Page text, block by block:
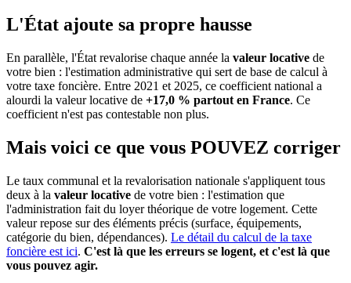
L'État ajoute sa propre hausse
En parallèle, l'État revalorise chaque année la valeur locative de
votre bien : l'estimation administrative qui sert de base de calcul à
votre taxe foncière. Entre 2021 et 2025, ce coefficient national a
alourdi la valeur locative de +17,0 % partout en France. Ce
coefficient n'est pas contestable non plus.
Mais voici ce que vous POUVEZ corriger
Le taux communal et la revalorisation nationale s'appliquent tous
deux à la valeur locative de votre bien : l'estimation que
l'administration fait du loyer théorique de votre logement. Cette
valeur repose sur des éléments précis (surface, équipements,
catégorie du bien, dépendances). Le détail du calcul de la taxe
foncière est ici. C'est là que les erreurs se logent, et c'est là que
vous pouvez agir.